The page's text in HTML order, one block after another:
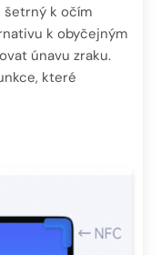
šetrný k očím
k obyčejným
únavu zraku.
které